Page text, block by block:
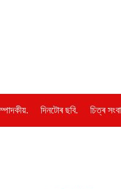
দিনটোৰ ছবি. চিত্ৰ